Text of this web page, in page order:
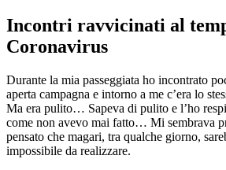
Incontri ravvicinati al
Coronavirus
Durante la mia passeggiata ho incontrato
aperta campagna e intorno a me c’era lo
Ma era pulito… Sapeva di pulito e l’ho
come non avevo mai fatto… Mi sembrava
pensato che magari, tra qualche giorno,
impossibile da realizzare.